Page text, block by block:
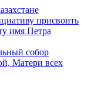
присвоить
имя Петра
собор
Матери всех